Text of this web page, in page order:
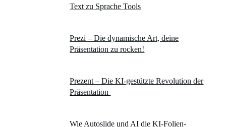
Text zu Sprache Tools
Prezi – Die dynamische Art, deine
Präsentation zu rocken!
Prezent – Die KI-gestützte Revolution der
Präsentation
Wie Autoslide und AI die KI-Folien-